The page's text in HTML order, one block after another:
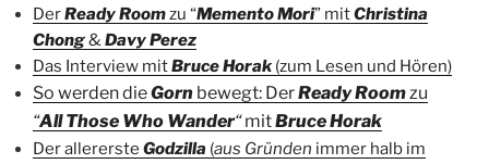
DerReady Roomzu “Memento Mori” mitChristina
Chong&Davy Perez
Das Interview mitBruce Horak (zum Lesen und Hören)
So werden dieGorn bewegt: DerReady Roomzu
“All Those Who Wander“mitBruce Horak
Der allererste Godzilla (aus Gründen immer halb im